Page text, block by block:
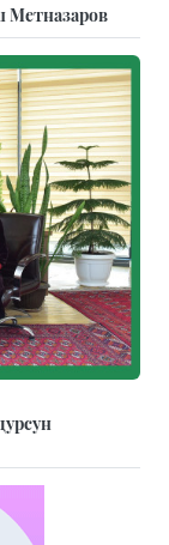
Мeтназаров